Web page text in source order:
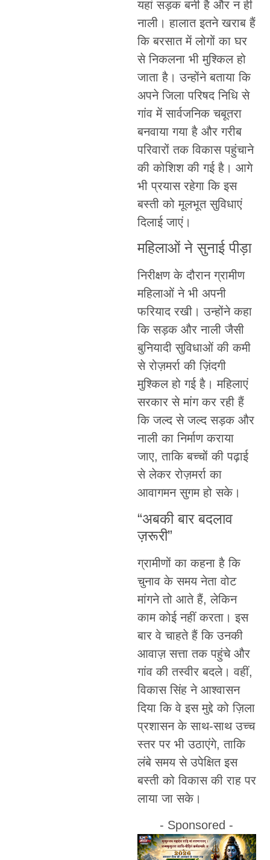
यहां सड़क बनी है और न ही
नाली। हालात इतने खराब हैं
कि बरसात में लोगों का घर
से निकलना भी मुश्किल हो
जाता है। उन्होंने बताया कि
अपने जिला परिषद निधि से
गांव में सार्वजनिक चबूतरा
बनवाया गया है और गरीब
परिवारों तक विकास पहुंचाने
की कोशिश की गई है। आगे
भी प्रयास रहेगा कि इस
बस्ती को मूलभूत सुविधाएं
दिलाई जाएं।
महिलाओं ने सुनाई पीड़ा
निरीक्षण के दौरान ग्रामीण
महिलाओं ने भी अपनी
फरियाद रखी। उन्होंने कहा
कि सड़क और नाली जैसी
बुनियादी सुविधाओं की कमी
से रोज़मर्रा की ज़िंदगी
मुश्किल हो गई है। महिलाएं
सरकार से मांग कर रही हैं
कि जल्द से जल्द सड़क और
नाली का निर्माण कराया
जाए, ताकि बच्चों की पढ़ाई
से लेकर रोज़मर्रा का
आवागमन सुगम हो सके।
“अबकी बार बदलाव
ज़रूरी”
ग्रामीणों का कहना है कि
चुनाव के समय नेता वोट
मांगने तो आते हैं, लेकिन
काम कोई नहीं करता। इस
बार वे चाहते हैं कि उनकी
आवाज़ सत्ता तक पहुंचे और
गांव की तस्वीर बदले। वहीं,
विकास सिंह ने आश्वासन
दिया कि वे इस मुद्दे को ज़िला
प्रशासन के साथ-साथ उच्च
स्तर पर भी उठाएंगे, ताकि
लंबे समय से उपेक्षित इस
बस्ती को विकास की राह पर
लाया जा सके।
- Sponsored -